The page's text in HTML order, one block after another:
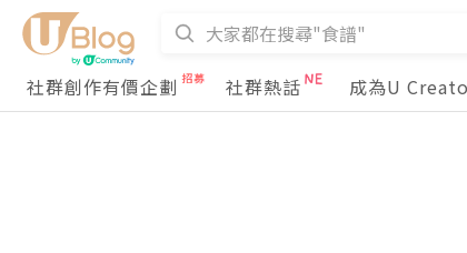
社群創作有價企劃
社群熱話 成為U